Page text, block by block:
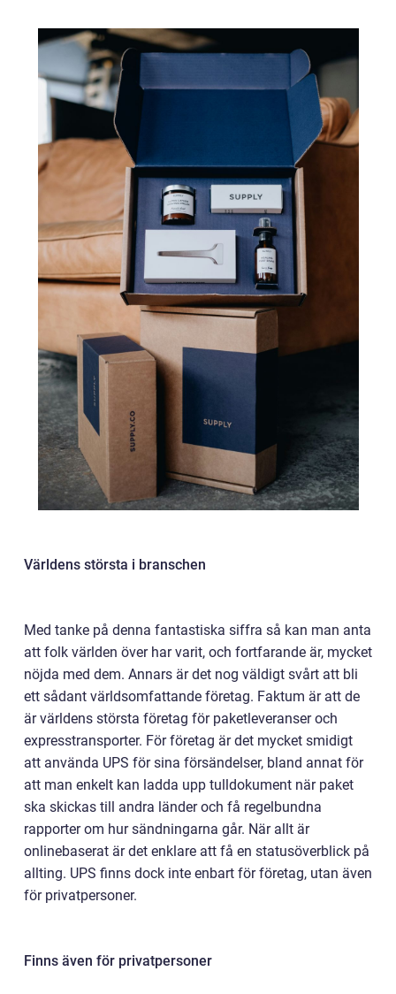
Världens största i branschen
Med tanke på denna fantastiska siffra så kan man anta
att folk världen över har varit, och fortfarande är, mycket
nöjda med dem. Annars är det nog väldigt svårt att bli
ett sådant världsomfattande företag. Faktum är att de
är världens största företag för paketleveranser och
expresstransporter. För företag är det mycket smidigt
att använda UPS för sina försändelser, bland annat för
att man enkelt kan ladda upp tulldokument när paket
ska skickas till andra länder och få regelbundna
rapporter om hur sändningarna går. När allt är
onlinebaserat är det enklare att få en statusöverblick på
allting. UPS finns dock inte enbart för företag, utan även
för privatpersoner.
Finns även för privatpersoner